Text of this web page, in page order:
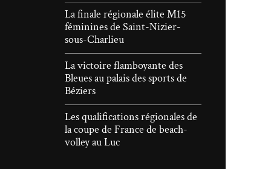
La finale régionale élite M15
féminines de Saint-Nizier-
sous-Charlieu
La victoire flamboyante des
Bleues au palais des sports de
Béziers
Les qualifications régionales de
la coupe de France de beach-
volley au Luc